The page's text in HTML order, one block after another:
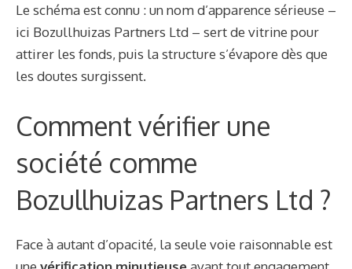
Le schéma est connu : un nom d’apparence sérieuse –
ici Bozullhuizas Partners Ltd – sert de vitrine pour
attirer les fonds, puis la structure s’évapore dès que
les doutes surgissent.
Comment vérifier une
société comme
Bozullhuizas Partners Ltd ?
Face à autant d’opacité, la seule voie raisonnable est